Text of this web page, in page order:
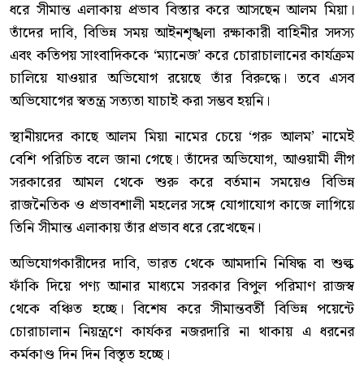
ধরে সীমান্ত এলাকায় প্রভাব বিস্তার করে আসছেন আলম মিয়া।
তাঁদের দাবি, বিভিন্ন সময় আইনশৃঙ্খলা রক্ষাকারী বাহিনীর সদস্য
এবং কতিপয় সাংবাদিককে ‘ম্যানেজ’ করে চোরাচালানের কার্যক্রম
চালিয়ে যাওয়ার অভিযোগ রয়েছে তাঁর বিরুদ্ধে। তবে এসব
অভিযোগের স্বতন্ত্র সত্যতা যাচাই করা সম্ভব হয়নি।
স্থানীয়দের কাছে আলম মিয়া নামের চেয়ে ‘গরু আলম’ নামেই
বেশি পরিচিত বলে জানা গেছে। তাঁদের অভিযোগ, আওয়ামী লীগ
সরকারের আমল থেকে শুরু করে বর্তমান সময়েও বিভিন্ন
রাজনৈতিক ও প্রভাবশালী মহলের সঙ্গে যোগাযোগ কাজে লাগিয়ে
তিনি সীমান্ত এলাকায় তাঁর প্রভাব ধরে রেখেছেন।
অভিযোগকারীদের দাবি, ভারত থেকে আমদানি নিষিদ্ধ বা শুল্ক
ফাঁকি দিয়ে পণ্য আনার মাধ্যমে সরকার বিপুল পরিমাণ রাজস্ব
থেকে বঞ্চিত হচ্ছে। বিশেষ করে সীমান্তবর্তী বিভিন্ন পয়েন্টে
চোরাচালান নিয়ন্ত্রণে কার্যকর নজরদারি না থাকায় এ ধরনের
কর্মকাণ্ড দিন দিন বিস্তৃত হচ্ছে।